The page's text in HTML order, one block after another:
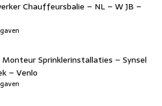
Chauffeursbalie – NL – W JB –
Monteur Sprinklerinstallaties – Synsel
– Venlo